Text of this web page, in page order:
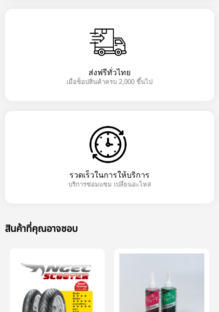
ส่งฟรีทั่วไทย
เมื่อช็อปสินค้าครบ 2,000 ขึ้นไป
รวดเร็วในการให้บริการ
บริการซ่อมแซม เปลี่ยนอะไหล่
สินค้าที่คุณอาจชอบ